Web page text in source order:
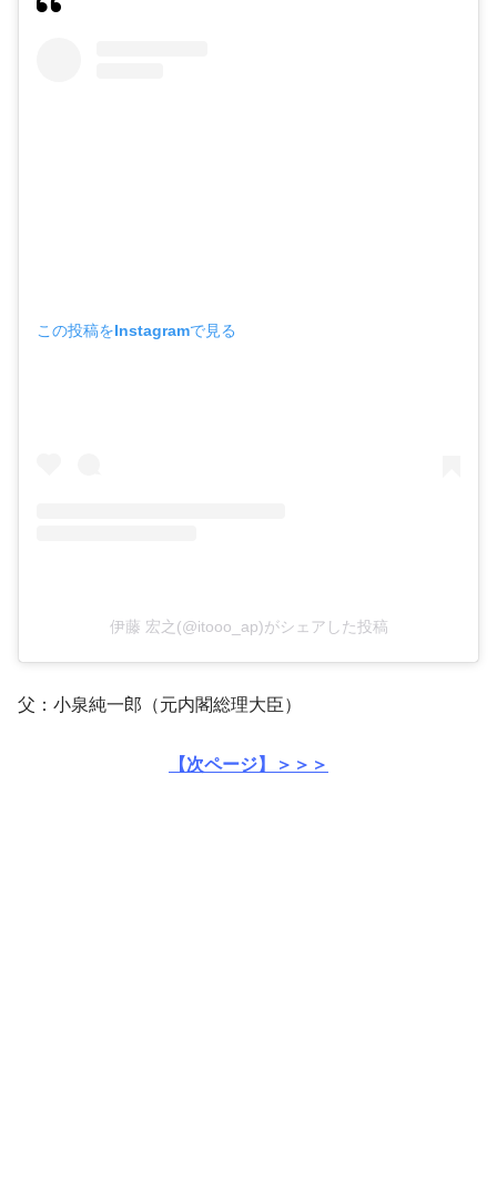
この投稿をInstagramで見る
伊藤 宏之(@itooo_ap)がシェアした投稿
父：小泉純一郎（元内閣総理大臣）
【次ページ】＞＞＞